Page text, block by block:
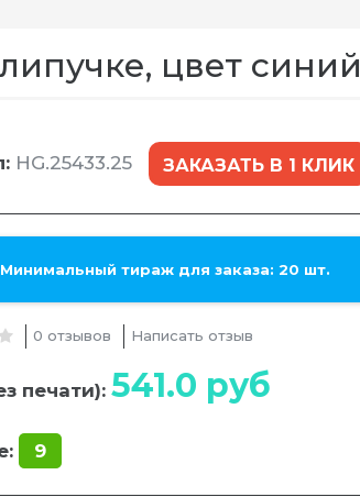
цвет синий
HG.25433.25 ЗАКАЗАТЬ В 1 КЛИК
Минимальный тираж для заказа: 20 шт.
0 отзывов Написать отзыв
печати): 541.0 руб
9